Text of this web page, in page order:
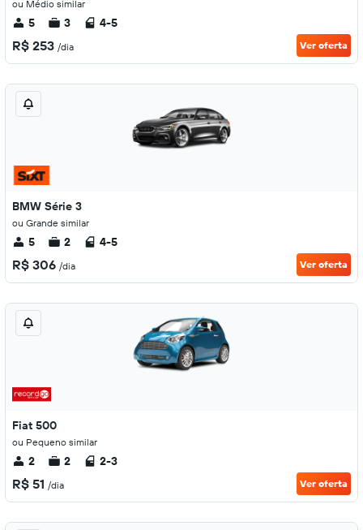
ou Médio similar
5 3 4-5
R$ 253 /dia Ver oferta
BMW Série 3
ou Grande similar
5 2 4-5
R$ 306 /dia Ver oferta
Fiat 500
ou Pequeno similar
2 2 2-3
R$ 51 /dia Ver oferta